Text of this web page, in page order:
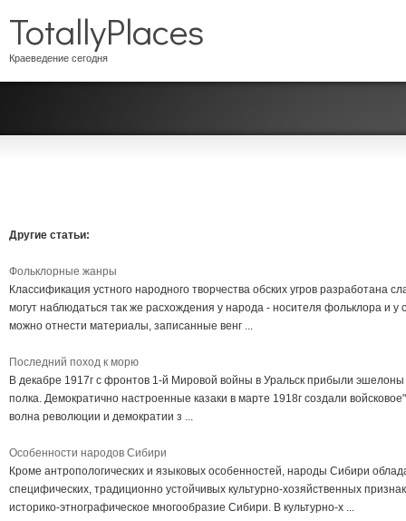
TotallyPlaces
Краеведение сегодня
Другие статьи:
Фольклорные жанры
Классификация устного народного творчества обских угров разработана
могут наблюдаться так же расхождения у народа - носителя фольклора и
можно отнести материалы, записанные венг ...
Последний поход к морю
В декабре 1917г с фронтов 1-й Мировой войны в Уральск прибыли эшелоны
полка. Демократично настроенные казаки в марте 1918г создали
волна революции и демократии з ...
Особенности народов Сибири
Кроме антропологических и языковых особенностей, народы Сибири
специфических, традиционно устойчивых культурно-хозяйственных
историко-этнографическое многообразие Сибири. В культурно-х ...